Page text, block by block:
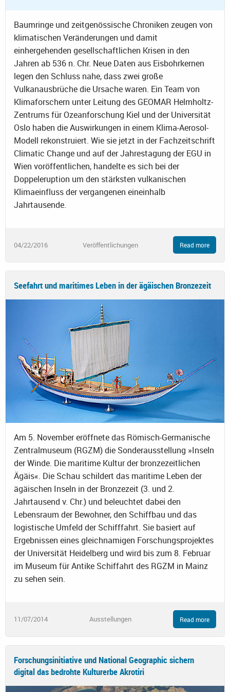
Baumringe und zeitgenössische Chroniken zeugen von
klimatischen Veränderungen und damit
einhergehenden gesellschaftlichen Krisen in den
Jahren ab 536 n. Chr. Neue Daten aus Eisbohrkernen
legen den Schluss nahe, dass zwei große
Vulkanausbrüche die Ursache waren. Ein Team von
Klimaforschern unter Leitung des GEOMAR Helmholtz-
Zentrums für Ozeanforschung Kiel und der Universität
Oslo haben die Auswirkungen in einem Klima-Aerosol-
Modell rekonstruiert. Wie sie jetzt in der Fachzeitschrift
Climatic Change und auf der Jahrestagung der EGU in
Wien voröffentlichen, handelte es sich bei der
Doppeleruption um den stärksten vulkanischen
Klimaeinfluss der vergangenen eineinhalb
Jahrtausende.
04/22/2016 Veröffentlichungen Read more
Seefahrt und maritimes Leben in der ägäischen Bronzezeit
Am 5. November eröffnete das Römisch-Germanische
Zentralmuseum (RGZM) die Sonderausstellung »Inseln
der Winde. Die maritime Kultur der bronzezeitlichen
Ägäis«. Die Schau schildert das maritime Leben der
ägäischen Inseln in der Bronzezeit (3. und 2.
Jahrtausend v. Chr.) und beleuchtet dabei den
Lebensraum der Bewohner, den Schiffbau und das
logistische Umfeld der Schifffahrt. Sie basiert auf
Ergebnissen eines gleichnamigen Forschungsprojektes
der Universität Heidelberg und wird bis zum 8. Februar
im Museum für Antike Schiffahrt des RGZM in Mainz
zu sehen sein.
11/07/2014 Ausstellungen Read more
Forschungsinitiative und National Geographic sichern
digital das bedrohte Kulturerbe Akrotiri